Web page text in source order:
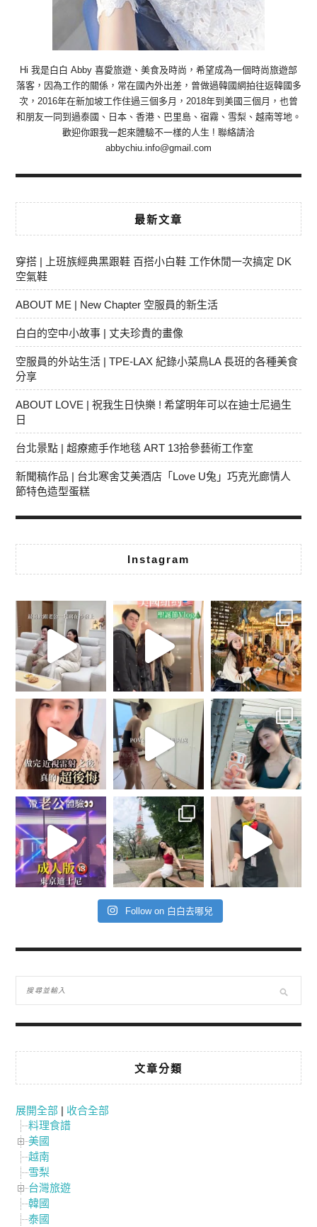
Hi 我是白白 Abby 喜愛旅遊、美食及時尚，希望成為一個時尚旅遊部
落客，因為工作的關係，常在國內外出差，曾做過韓國網拍往返韓國多
次，2016年在新加坡工作住過三個多月，2018年到美國三個月，也曾
和朋友一同到過泰國、日本、香港、巴里島、宿霧、雪梨、越南等地。
歡迎你跟我一起來體驗不一樣的人生 ! 聯絡請洽
abbychiu.info@gmail.com
最新文章
穿搭 | 上班族經典黑跟鞋 百搭小白鞋 工作休閒一次搞定 DK
空氣鞋
ABOUT ME | New Chapter 空服員的新生活
白白的空中小故事 | 丈夫珍貴的畫像
空服員的外站生活 | TPE-LAX 紀錄小菜鳥LA 長班的各種美食
分享
ABOUT LOVE | 祝我生日快樂 ! 希望明年可以在迪士尼過生
日
台北景點 | 超療癒手作地毯 ART 13拾參藝術工作室
新聞稿作品 | 台北寒舍艾美酒店「Love U兔」巧克光廊情人
節特色造型蛋糕
Instagram
Follow on 白白去哪兒
文章分類
展開全部 | 收合全部
料理食譜
美國
越南
雪梨
台灣旅遊
韓國
泰國